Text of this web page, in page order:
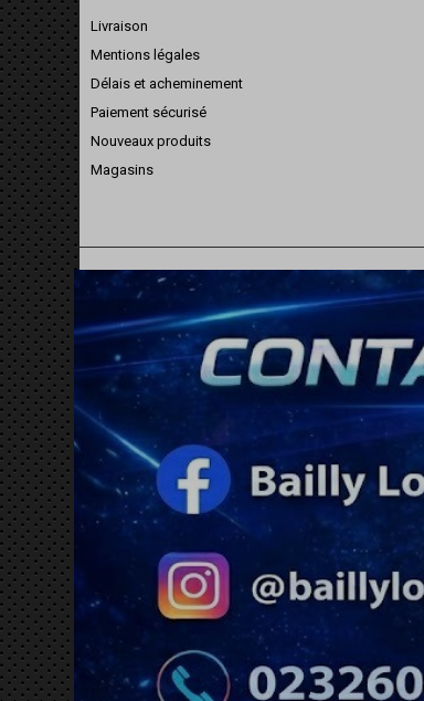
Livraison
Mentions légales
Délais et acheminement
Paiement sécurisé
Nouveaux produits
Magasins